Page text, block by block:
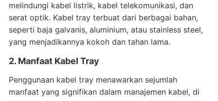
melindungi kabel listrik, kabel telekomunikasi, dan
serat optik. Kabel tray terbuat dari berbagai bahan,
seperti baja galvanis, aluminium, atau stainless steel,
yang menjadikannya kokoh dan tahan lama.
2. Manfaat Kabel Tray
Penggunaan kabel tray menawarkan sejumlah
manfaat yang signifikan dalam manajemen kabel, di